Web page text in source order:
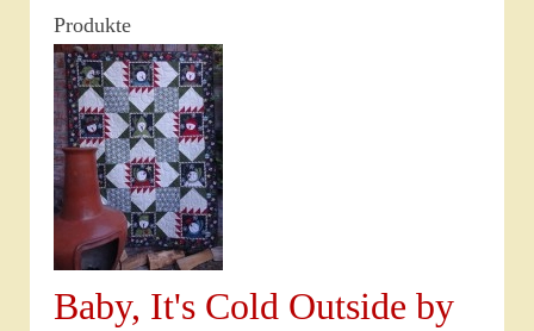
Produkte
Baby, It's Cold Outside by